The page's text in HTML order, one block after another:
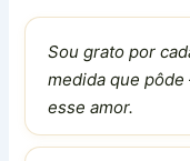
Sou grato por
medida que
esse amor.